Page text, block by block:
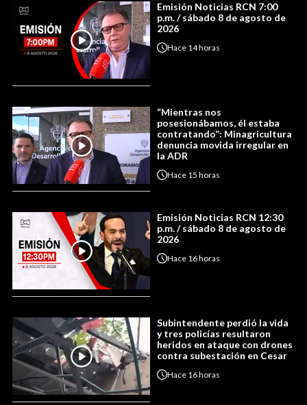
Emisión Noticias RCN 7:00
p.m. / sábado 8 de agosto de
2026
Hace 14 horas
“Mientras nos
posesionábamos, él estaba
contratando”: Minagricultura
denuncia movida irregular en
la ADR
Hace 15 horas
Emisión Noticias RCN 12:30
p.m. / sábado 8 de agosto de
2026
Hace 16 horas
Subintendente perdió la vida
y tres policías resultaron
heridos en ataque con drones
contra subestación en Cesar
Hace 16 horas